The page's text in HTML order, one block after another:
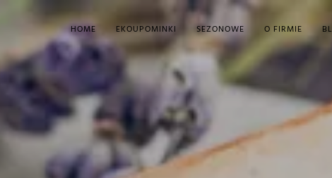
HOME EKOUPOMINKI SEZONOWE O FIRMIE